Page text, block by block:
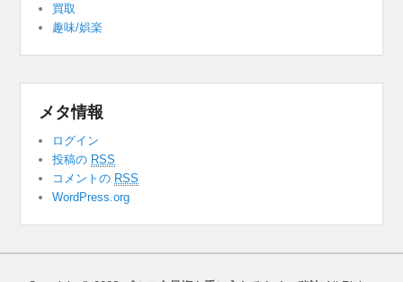
買取
趣味/娯楽
メタ情報
ログイン
投稿の RSS
コメントの RSS
WordPress.org